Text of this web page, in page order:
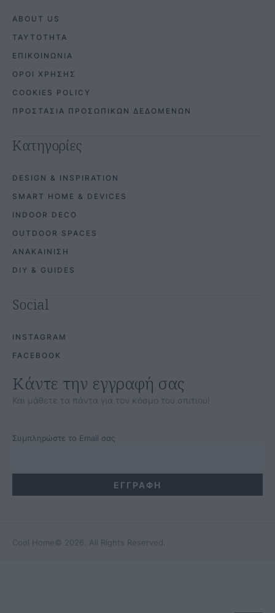
ABOUT US
ΤΑΥΤΟΤΗΤΑ
ΕΠΙΚΟΙΝΩΝΙΑ
ΟΡΟΙ ΧΡΗΣΗΣ
COOKIES POLICY
ΠΡΟΣΤΑΣΙΑ ΠΡΟΣΩΠΙΚΩΝ ΔΕΔΟΜΕΝΩΝ
Κατηγορίες
DESIGN & INSPIRATION
SMART HOME & DEVICES
INDOOR DECO
OUTDOOR SPACES
ΑΝΑΚΑΙΝΙΣΗ
DIY & GUIDES
Social
INSTAGRAM
FACEBOOK
Κάντε την εγγραφή σας
Και μάθετε τα πάντα για τον κόσμο του σπιτιού!
Συμπληρώστε το Email σας
Cool Home © 2026. All Rights Reserved.